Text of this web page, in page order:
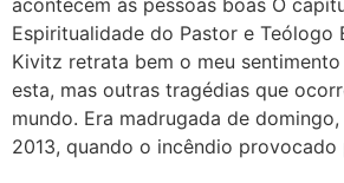
acontecem às pessoas boas O
Espiritualidade do Pastor e Teólogo
Kivitz retrata bem o meu
esta, mas outras tragédias que
mundo. Era madrugada de
2013, quando o incêndio